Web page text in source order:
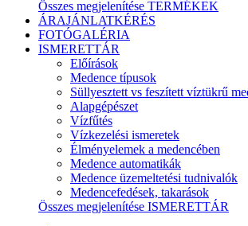
Összes megjelenítése TERMÉKEK
ÁRAJÁNLATKÉRÉS
FOTÓGALÉRIA
ISMERETTÁR
Előírások
Medence típusok
Süllyesztett vs feszített víztükrű
Alapgépészet
Vízfűtés
Vízkezelési ismeretek
Élményelemek a medencében
Medence automatikák
Medence üzemeltetési tudnivalók
Medencefedések, takarások
Összes megjelenítése ISMERETTÁR